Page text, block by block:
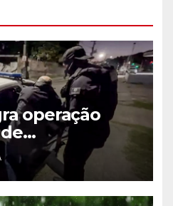
operação
oncológicos